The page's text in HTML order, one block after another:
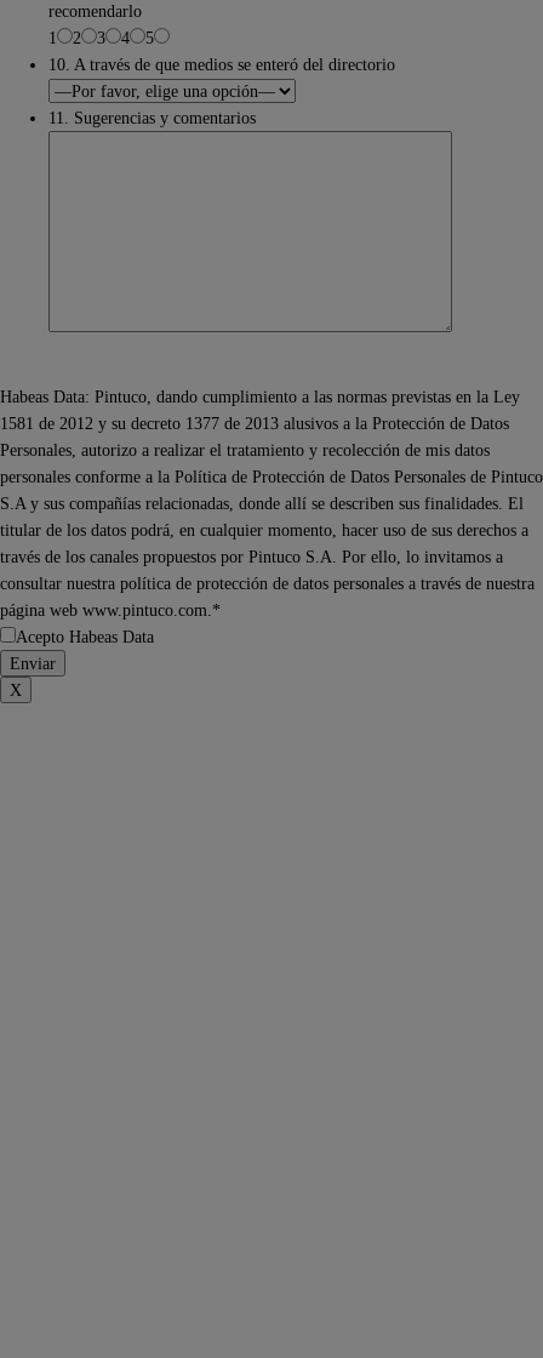
recomendarlo
1
2 3 4
5
10. A través de que medios se enteró del directorio
11. Sugerencias y comentarios
Habeas Data: Pintuco, dando cumplimiento a las normas previstas en la Ley
1581 de 2012 y su decreto 1377 de 2013 alusivos a la Protección de Datos
Personales, autorizo a realizar el tratamiento y recolección de mis datos
personales conforme a la Política de Protección de Datos Personales de Pintuco
S.A y sus compañías relacionadas, donde allí se describen sus finalidades. El
titular de los datos podrá, en cualquier momento, hacer uso de sus derechos a
través de los canales propuestos por Pintuco S.A. Por ello, lo invitamos a
consultar nuestra política de protección de datos personales a través de nuestra
página web www.pintuco.com.*
Acepto Habeas Data
X